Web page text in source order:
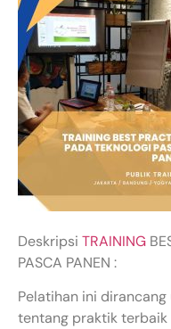
Deskripsi TRAINING
PASCA PANEN :
Pelatihan ini
tentang praktik terbaik